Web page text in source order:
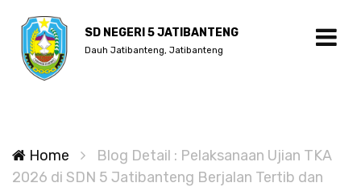
SD NEGERI 5 JATIBANTENG
Dauh Jatibanteng, Jatibanteng
Home
Blog Detail : Pelaksanaan Ujian TKA
2026 di SDN 5 Jatibanteng Berjalan Tertib dan